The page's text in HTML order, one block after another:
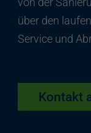
über den
Service und
Kontakt